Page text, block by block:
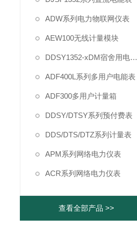
ADW系列电力物联网仪表
AEW100无线计量模块
DDSY1352-xDM宿舍用电管理
ADF400L系列多用户电能表
ADF300多用户计量箱
DDSY/DTSY系列预付费表
DDS/DTS/DTZ系列计量表
APM系列网络电力仪表
ACR系列网络电力仪表
查看全部产品 >>